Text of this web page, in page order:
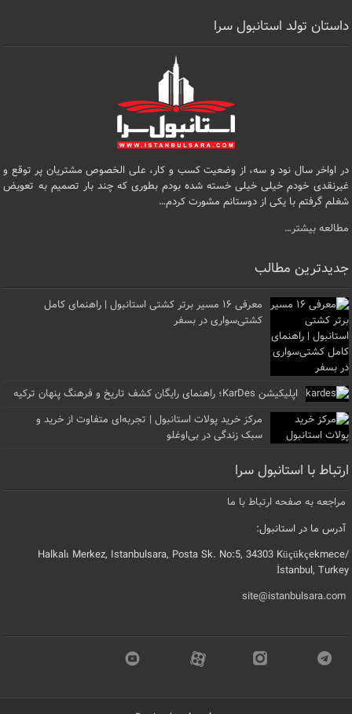
داستان تولد استانبول سرا
در اواخر سال نود و سه، از وضعیت کسب و کار، علی الخصوص مشتریان پر توقع و
غیرنقدی خودم خیلی خیلی خسته شده بودم بطوری که چند بار تصمیم به تعویض
شغلم گرفتم با یکی از دوستانم مشورت کردم…
مطالعه بیشتر…
جدیدترین مطالب
معرفی ۱۶ مسیر برتر کشتی استانبول | راهنمای کامل
کشتی‌سواری در بسفر
اپلیکیشن KarDes؛ راهنمای رایگان کشف تاریخ و فرهنگ پنهان ترکیه
مرکز خرید پولات استانبول | تجربه‌ای متفاوت از خرید و
سبک زندگی در بی‌اوغلو
ارتباط با استانبول سرا
مراجعه به صفحه ارتباط با ما
آدرس ما در استانبول:
Halkalı Merkez, Istanbulsara, Posta Sk. No:5, 34303 Küçükçekmece/
İstanbul, Turkey
site@istanbulsara.com